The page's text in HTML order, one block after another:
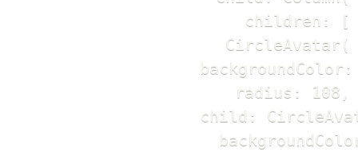
                children: [
                  CircleAvatar(
                    radius: 108,
child: